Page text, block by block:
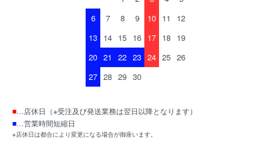
6
7 8 9 10 11
12
13 14 15 16 17 18 19
20 21 22 23 24 25 26
27 28 29 30
■…店休日（※受注及び発送業務は翌日以降となります）
■…営業時間短縮日
※店休日は都合により変更になる場合が御座います。